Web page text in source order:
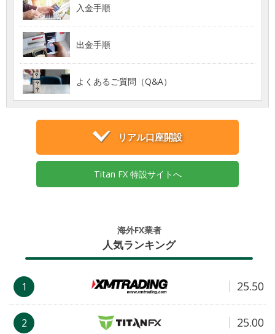
入金手順
出金手順
よくあるご質問（Q&A）
リアル口座開設
Titan FX 特設サイトへ
海外FX業者
人気ランキング
1 25.50
2 25.00